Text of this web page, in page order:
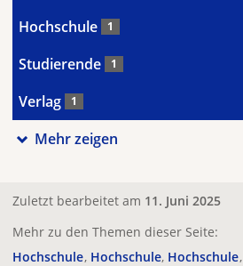
Hochschule 1
Studierende 1
Verlag 1
Mehr zeigen
Zuletzt bearbeitet am 11. Juni 2025
Mehr zu den Themen dieser Seite:
Hochschule Hochschule Hochschule